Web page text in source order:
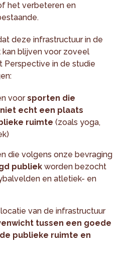
het verbeteren en
deze infrastructuur in de
blijven voor zoveel
Perspective in de studie
voorsporten die
echt een plaats
ruimte (zoals yoga,
die volgens onze bevraging
publiek worden bezocht
en atletiek- en
van de infrastructuur
tussen een goede
publieke ruimte en